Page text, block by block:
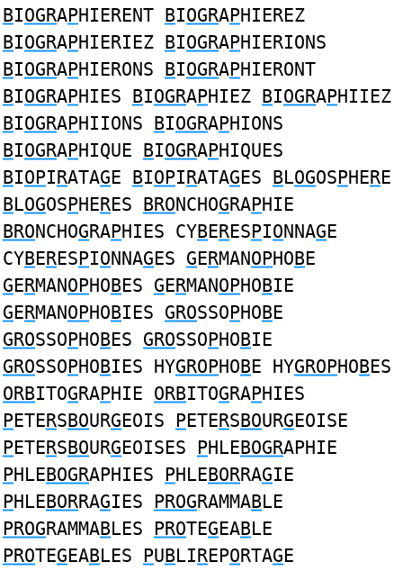
BIOGRAPHIERENT BIOGRAPHIEREZ
BIOGRAPHIERIEZ BIOGRAPHIERIONS
BIOGRAPHIERONS BIOGRAPHIERONT
BIOGRAPHIES BIOGRAPHIEZ BIOGRAPHIIEZ
BIOGRAPHIIONS BIOGRAPHIONS
BIOGRAPHIQUE BIOGRAPHIQUES
BIOPIRATAGE BIOPIRATAGES BLOGOSPHERE
BLOGOSPHERES BRONCHOGRAPHIE
BRONCHOGRAPHIES CYBERESPIONNAGE
CYBERESPIONNAGES GERMANOPHOBE
GERMANOPHOBES GERMANOPHOBIE
GERMANOPHOBIES GROSSOPHOBE
GROSSOPHOBES GROSSOPHOBIE
GROSSOPHOBIES HYGROPHOBE HYGROPHOBES
ORBITOGRAPHIE ORBITOGRAPHIES
PETERSBOURGEOIS PETERSBOURGEOISE
PETERSBOURGEOISES PHLEBOGRAPHIE
PHLEBOGRAPHIES PHLEBORRAGIE
PHLEBORRAGIES PROGRAMMABLE
PROGRAMMABLES PROTEGEABLE
PROTEGEABLES PUBLIREPORTAGE